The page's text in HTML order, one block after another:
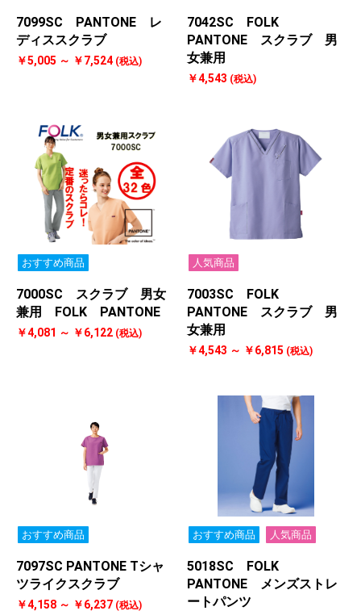
7099SC PANTONE レ
ディススクラブ
￥5,005 ～ ￥7,524 (税込)
7042SC FOLK
PANTONE スクラブ 男
女兼用
￥4,543 (税込)
おすすめ商品
7000SC スクラブ 男女
兼用 FOLK PANTONE
￥4,081 ～ ￥6,122 (税込)
人気商品
7003SC FOLK
PANTONE スクラブ 男
女兼用
￥4,543 ～ ￥6,815 (税込)
おすすめ商品
7097SC PANTONE Tシャ
ツライクスクラブ
￥4,158 ～ ￥6,237 (税込)
おすすめ商品 人気商品
5018SC FOLK
PANTONE メンズストレ
ートパンツ